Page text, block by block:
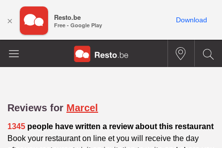
Reviews for Marcel
1345 people have written a review about this restaurant
Book your restaurant on line et you will receive the day
× Resto.be
Free - Google Play
Download